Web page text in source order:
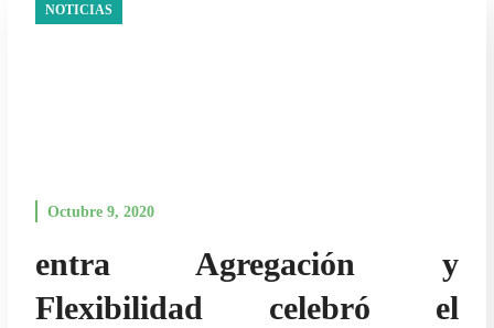
NOTICIAS
Octubre 9, 2020
entra Agregación y
Flexibilidad celebró el